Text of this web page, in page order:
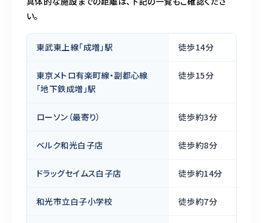
い。
東武東上線「成増」駅 徒歩14分
東京メトロ有楽町線・副都心線
「地下鉄成増」駅
徒歩15分
ローソン（最寄り） 徒歩約3分
ベルク和光白子店 徒歩約8分
ドラッグセイムス白子店 徒歩約14分
和光市立白子小学校 徒歩約7分